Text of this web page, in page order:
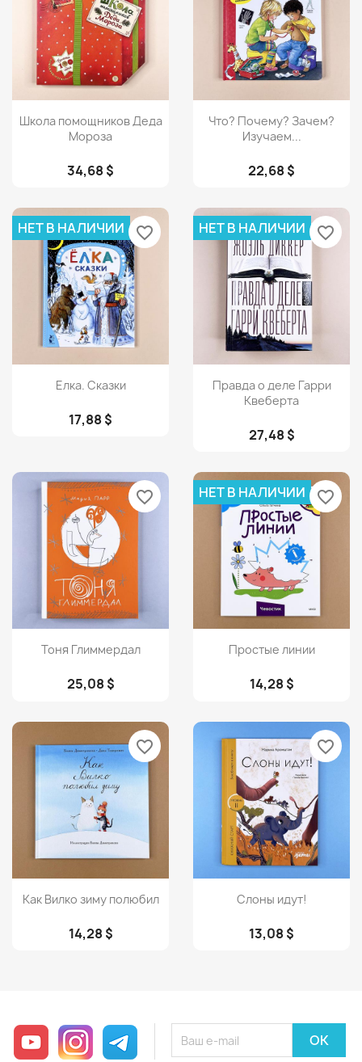
Просмотр
Школа помощников Деда
Мороза
34,68 $
Просмотр
Что? Почему? Зачем?
Изучаем...
22,68 $
Просмотр
Елка. Сказки
17,88 $
НЕТ В НАЛИЧИИ favorite_border
Просмотр
Правда о деле Гарри
Квеберта
27,48 $
НЕТ В НАЛИЧИИ favorite_border
Просмотр
Тоня Глиммердал
25,08 $
favorite_border
Просмотр
Простые линии
14,28 $
НЕТ В НАЛИЧИИ favorite_border
Просмотр
Как Вилко зиму полюбил
14,28 $
favorite_border
Просмотр
Слоны идут!
13,08 $
favorite_border
YouTube InstagramTelegram